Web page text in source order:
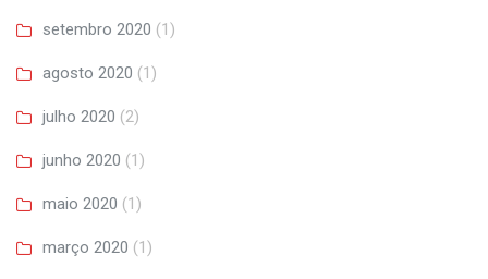
setembro 2020 (1)
agosto 2020 (1)
julho 2020 (2)
junho 2020 (1)
maio 2020 (1)
março 2020 (1)